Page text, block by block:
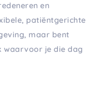
en
patiëntgerichte
maar bent
waarvoor je die dag